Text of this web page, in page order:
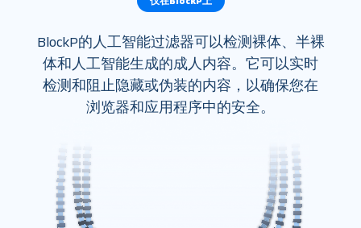
BlockP的人工智能过滤器可以检测裸体、半裸
体和人工智能生成的成人内容。它可以实时
检测和阻止隐藏或伪装的内容，以确保您在
浏览器和应用程序中的安全。